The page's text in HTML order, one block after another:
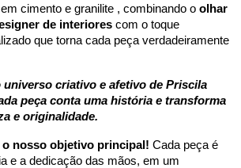
cimento e granilite , combinando o olhar
de interiores com o toque
que torna cada peça verdadeiramente
universo criativo e afetivo de Priscila
peça conta uma história e transforma
e originalidade.
o nosso objetivo principal! Cada peça é
e a dedicação das mãos, em um